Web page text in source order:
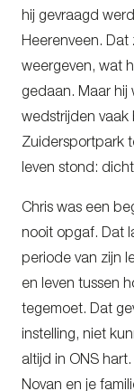
hij gevraagd
Heerenveen. Dat
weergeven, wat
gedaan. Maar hij
wedstrijden vaak
Zuidersportpark
leven stond:
Chris was een
nooit opgaf. Dat
periode van zijn
en leven tussen
tegemoet. Dat
instelling, niet
altijd in ONS
Novan en je